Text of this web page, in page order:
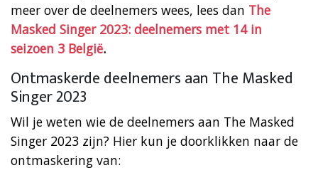
meer over de deelnemers wees, lees dan The
Masked Singer 2023: deelnemers met 14 in
seizoen 3 België.
Ontmaskerde deelnemers aan The Masked
Singer 2023
Wil je weten wie de deelnemers aan The Masked
Singer 2023 zijn? Hier kun je doorklikken naar de
ontmaskering van: